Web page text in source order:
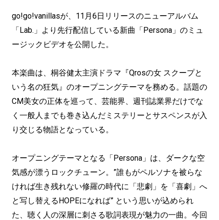
go!go!vanillasが、11月6日リリースのニューアルバム
「Lab.」より先行配信している新曲「Persona」のミュ
ージックビデオを公開した。
本楽曲は、桐谷健太主演ドラマ『Qrosの女 スクープと
いう名の狂気』のオープニングテーマを務める。話題の
CM美女の正体を巡って、芸能界、週刊誌業界だけでな
く一般人までも巻き込んだミステリーとサスペンスが入
り交じる物語となっている。
オープニングテーマとなる「Persona」は、ダークな空
気感が漂うロックチューン。”誰もがペルソナを被らな
ければ生き残れない修羅の時代に「悲劇」を「喜劇」へ
と写し替えるHOPEになれば” という思いが込められ
た、聴く人の深層に刺さる歌詞表現が魅力の一曲。今回